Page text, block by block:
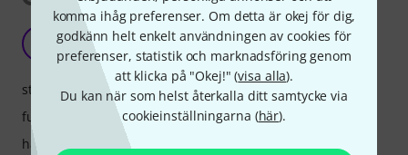
komma ihåg preferenser. Om detta är okej för dig,
godkänn helt enkelt användningen av cookies för
preferenser, statistik och marknadsföring genom
att klicka på "Okej!" (visa alla).
Du kan när som helst återkalla ditt samtycke via
cookieinställningarna (här).
SSGPRO 08.04.2019
stabilitet
funktion
hantverkskvalitet